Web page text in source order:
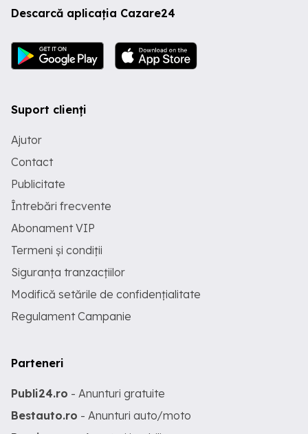
Descarcă aplicația Cazare24
Suport clienți
Ajutor
Contact
Publicitate
Întrebări frecvente
Abonament VIP
Termeni și condiții
Siguranța tranzacțiilor
Modifică setările de confidențialitate
Regulament Campanie
Parteneri
Publi24.ro - Anunturi gratuite
Bestauto.ro - Anunturi auto/moto